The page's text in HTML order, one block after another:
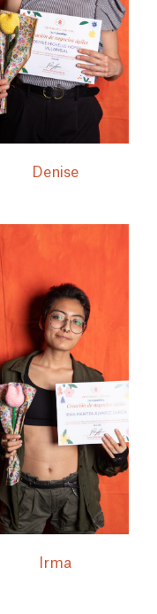
Denise
Irma